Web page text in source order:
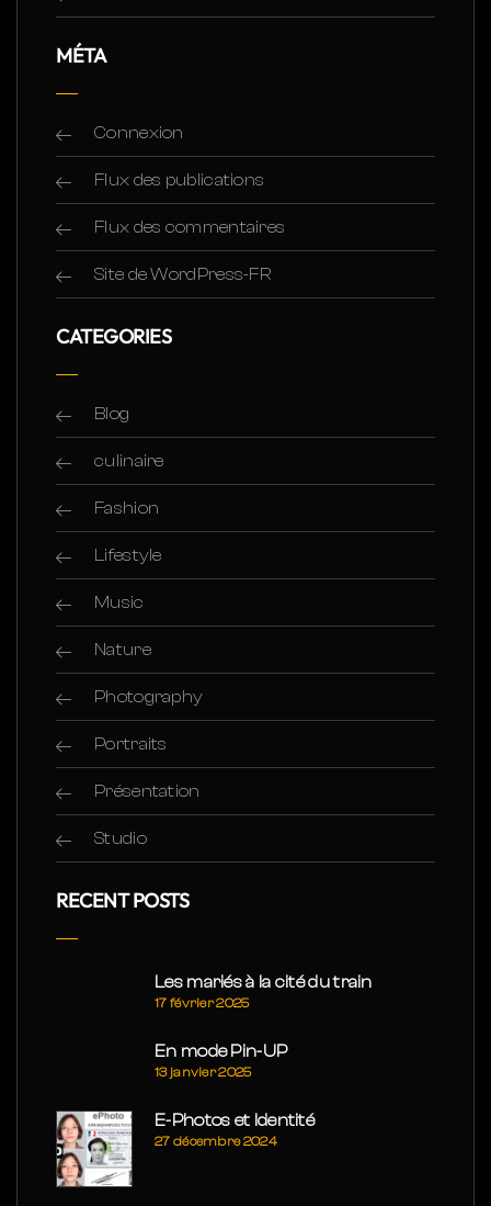
MÉTA
Connexion
Flux des publications
Flux des commentaires
Site de WordPress-FR
CATEGORIES
Blog
culinaire
Fashion
Lifestyle
Music
Nature
Photography
Portraits
Présentation
Studio
RECENT POSTS
Les mariés à la cité du train
17 février 2025
En mode Pin-UP
13 janvier 2025
E-Photos et Identité
27 décembre 2024